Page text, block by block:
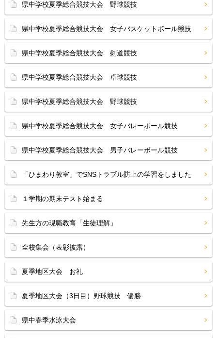
県中学校夏季総合競技大会 野球競技
県中学校夏季総合競技大会 女子バスケットボール競技
県中学校夏季総合競技大会 剣道競技
県中学校夏季総合競技大会 卓球競技
県中学校夏季総合競技大会 野球競技
県中学校夏季総合競技大会 女子バレーボール競技
県中学校夏季総合競技大会 男子バレーボール競技
「ひまわり教室」でSNSトラブル防止の学習をしました
１学期の期末テスト始まる
先生方の現職教育「生徒理解」
全校集会（表彰披露）
夏季地区大会 お礼
夏季地区大会（3日目）野球競技 優勝
県中春季水泳大会